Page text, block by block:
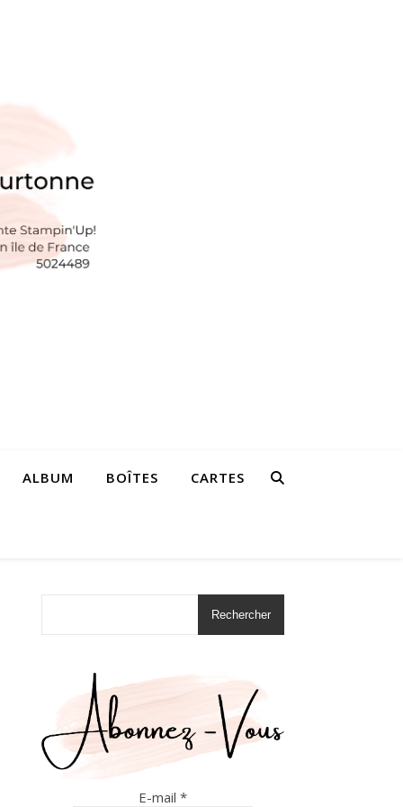
ALBUM BOÎTES CARTES
Rechercher
E-mail *